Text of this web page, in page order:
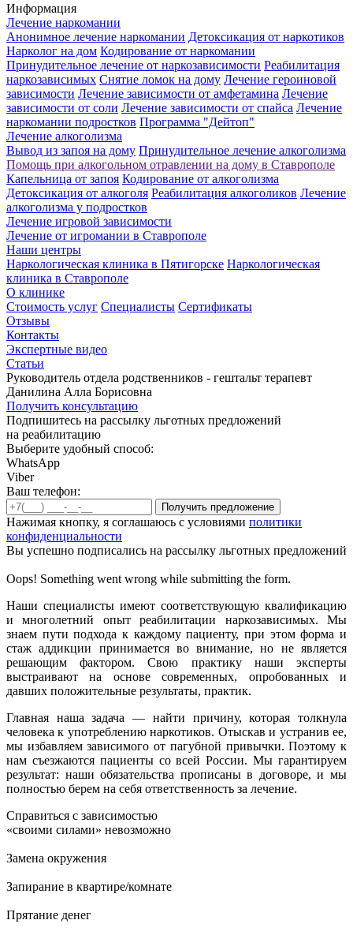
Информация
Лечение наркомании
Анонимное лечение наркомании Детоксикация от наркотиков
Нарколог на дом Кодирование от наркомании
Принудительное лечение от наркозависимости Реабилитация
наркозависимых Снятие ломок на дому Лечение героиновой
зависимости Лечение зависимости от амфетамина Лечение
зависимости от соли Лечение зависимости от спайса Лечение
наркомании подростков Программа "Дейтоп"
Лечение алкоголизма
Вывод из запоя на дому Принудительное лечение алкоголизма
Помощь при алкогольном отравлении на дому в Ставрополе
Капельница от запоя Кодирование от алкоголизма
Детоксикация от алкоголя Реабилитация алкоголиков Лечение
алкоголизма у подростков
Лечение игровой зависимости
Лечение от игромании в Ставрополе
Наши центры
Наркологическая клиника в Пятигорске Наркологическая
клиника в Ставрополе
О клинике
Стоимость услуг Специалисты Сертификаты
Отзывы
Контакты
Экспертные видео
Статьи
Руководитель отдела родственников - гештальт терапевт
Данилина Алла Борисовна
Получить консультацию
Подпишитесь на рассылку льготных предложений
на реабилитацию
Выберите удобный способ:
WhatsApp
Viber
Ваш телефон:
Нажимая кнопку, я соглашаюсь с условиями политики
конфиденциальности
Вы успешно подписались на рассылку льготных предложений
Oops! Something went wrong while submitting the form.
Наши специалисты имеют соответствующую квалификацию
и многолетний опыт реабилитации наркозависимых. Мы
знаем пути подхода к каждому пациенту, при этом форма и
стаж аддикции принимается во внимание, но не является
решающим фактором. Свою практику наши эксперты
выстраивают на основе современных, опробованных и
давших положительные результаты, практик.
Главная наша задача — найти причину, которая толкнула
человека к употреблению наркотиков. Отыскав и устранив ее,
мы избавляем зависимого от пагубной привычки. Поэтому к
нам съезжаются пациенты со всей России. Мы гарантируем
результат: наши обязательства прописаны в договоре, и мы
полностью берем на себя ответственность за лечение.
Справиться с зависимостью
«своими силами» невозможно
Замена окружения
Запирание в квартире/комнате
Прятание денег